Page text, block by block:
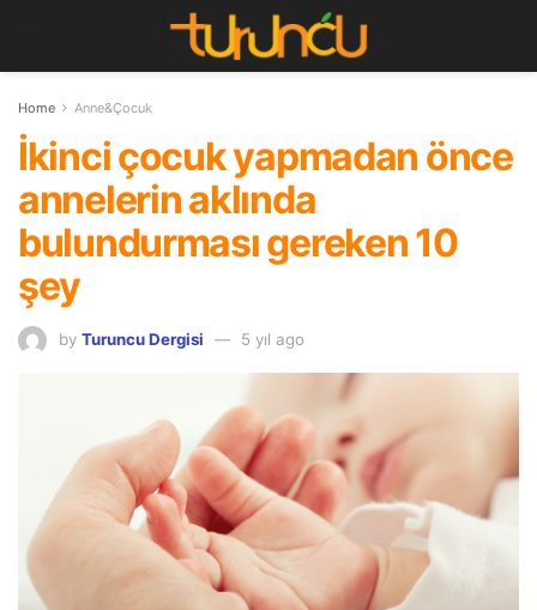
Home Anne&Çocuk
İkinci çocuk yapmadan önce
annelerin aklında
bulundurması gereken 10
şey
by Turuncu Dergisi 5 yıl ago